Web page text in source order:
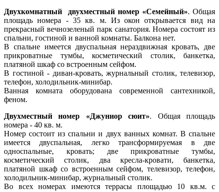
Двухкомнатный двухместный номер «Семейный». Общая
площадь номера - 35 кв. м. Из окон открывается вид на
прекрасный вечнозеленый парк санатория. Номера состоят из
спальни, гостиной и ванной комнаты. Балкона нет.
В спальне имеется двуспальная нераздвижная кровать, две
прикроватные тумбы, косметический столик, банкетка,
платяной шкаф со встроенным сейфом.
В гостиной - диван-кровать, журнальный столик, телевизор,
телефон, холодильник-минибар.
Ванная комната оборудована современной сантехникой,
феном.
Двухместный номер «Джуниор сюит». Общая площадь
номера - 40 кв. м.
Номер состоит из спальни и двух ванных комнат. В спальне
имеется двуспальная, легко трансформируемая в две
односпальные, кровать; две прикроватные тумбы,
косметический столик, два кресла-кровати, банкетка,
платяной шкаф со встроенным сейфом, телевизор, телефон,
холодильник-минибар, журнальный столик.
Во всех номерах имеются террасы площадью 10 кв.м. с